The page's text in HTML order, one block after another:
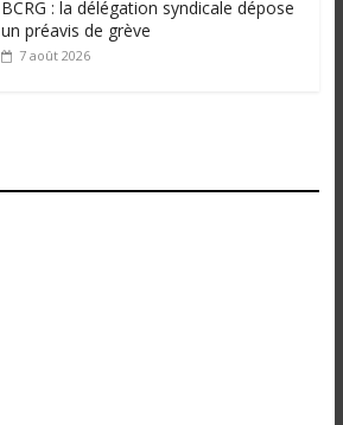
BCRG : la délégation syndicale dépose
un préavis de grève
7 août 2026